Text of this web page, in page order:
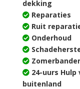
dekking
Reparaties
Ruit
Onderhoud
24-uurs Hulp
buitenland